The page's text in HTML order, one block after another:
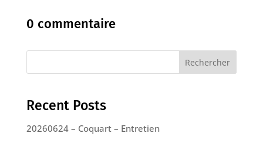
0 commentaire
Rechercher
Recent Posts
20260624 – Coquart – Entretien